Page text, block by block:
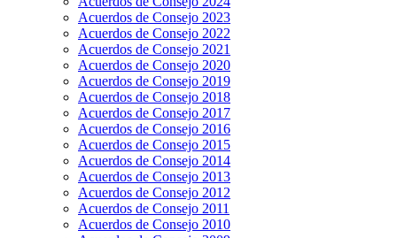
Acuerdos de Consejo 2023
Acuerdos de Consejo 2022
Acuerdos de Consejo 2021
Acuerdos de Consejo 2020
Acuerdos de Consejo 2019
Acuerdos de Consejo 2018
Acuerdos de Consejo 2017
Acuerdos de Consejo 2016
Acuerdos de Consejo 2015
Acuerdos de Consejo 2014
Acuerdos de Consejo 2013
Acuerdos de Consejo 2012
Acuerdos de Consejo 2011
Acuerdos de Consejo 2010